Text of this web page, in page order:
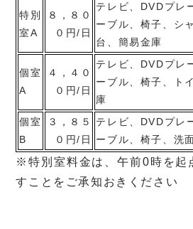
特別
室A
８，８０
０円/日
テレビ、DVDプレ
ーブル、椅子、シ
台、簡易金庫
個室
A
４，４０
０円/日
テレビ、DVDプレ
ーブル、椅子、ト
庫
個室
B
３，８５
０円/日
テレビ、DVDプレ
ーブル、椅子、洗
※特別室料金は、午前0時を起
すことをご承知おきください